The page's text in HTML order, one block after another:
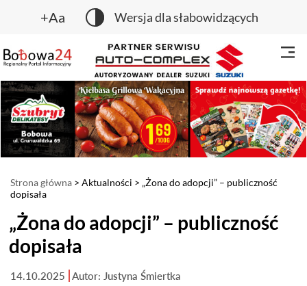
+Aa Wersja dla słabowidzących
Strona główna > Aktualności > „Żona do adopcji” – publiczność
dopisała
„Żona do adopcji” – publiczność
dopisała
14.10.2025 Autor: Justyna Śmiertka